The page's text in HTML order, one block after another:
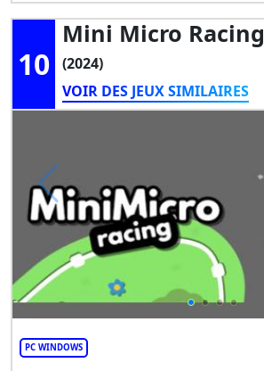
10
Mini Micro Racing
(2024)
VOIR DES JEUX SIMILAIRES
PC WINDOWS